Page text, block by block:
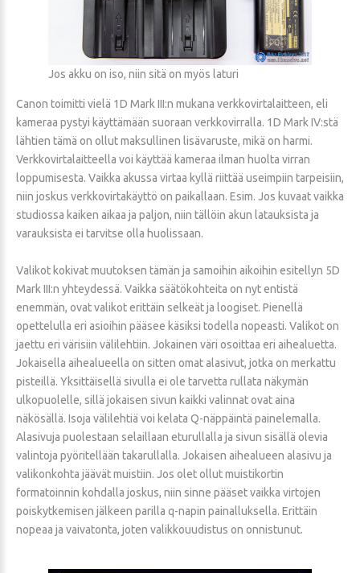
Jos akku on iso, niin sitä on myös laturi
Canon toimitti vielä 1D Mark III:n mukana verkkovirtalaitteen, eli
kameraa pystyi käyttämään suoraan verkkovirralla. 1D Mark IV:stä
lähtien tämä on ollut maksullinen lisävaruste, mikä on harmi.
Verkkovirtalaitteella voi käyttää kameraa ilman huolta virran
loppumisesta. Vaikka akussa virtaa kyllä riittää useimpiin tarpeisiin,
niin joskus verkkovirtakäyttö on paikallaan. Esim. Jos kuvaat vaikka
studiossa kaiken aikaa ja paljon, niin tällöin akun latauksista ja
varauksista ei tarvitse olla huolissaan.
Valikot kokivat muutoksen tämän ja samoihin aikoihin esitellyn 5D
Mark III:n yhteydessä. Vaikka säätökohteita on nyt entistä
enemmän, ovat valikot erittäin selkeät ja loogiset. Pienellä
opettelulla eri asioihin pääsee käsiksi todella nopeasti. Valikot on
jaettu eri värisiin välilehtiin. Jokainen väri osoittaa eri aihealuetta.
Jokaisella aihealueella on sitten omat alasivut, jotka on merkattu
pisteillä. Yksittäisellä sivulla ei ole tarvetta rullata näkymän
ulkopuolelle, sillä jokaisen sivun kaikki valinnat ovat aina
näkösällä. Isoja välilehtiä voi kelata Q-näppäintä painelemalla.
Alasivuja puolestaan selaillaan eturullalla ja sivun sisällä olevia
valintoja pyöritellään takarullalla. Jokaisen aihealueen alasivu ja
valikonkohta jäävät muistiin. Jos olet ollut muistikortin
formatoinnin kohdalla joskus, niin sinne pääset vaikka virtojen
poiskytkemisen jälkeen parilla q-napin painalluksella. Erittäin
nopeaa ja vaivatonta, joten valikkouudistus on onnistunut.